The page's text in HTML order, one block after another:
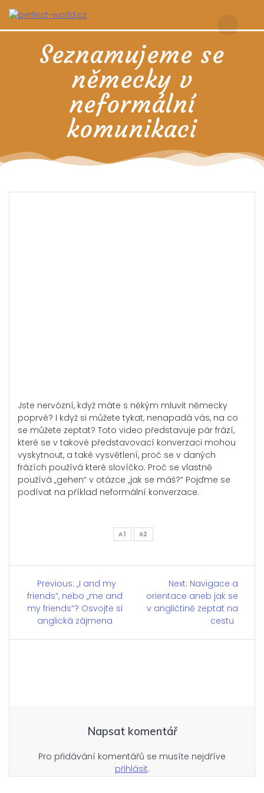
content
Seznamujeme se
německy v
neformální
komunikaci
Jste nervózní, když máte s někým mluvit německy
poprvé? I když si můžete tykat, nenapadá vás, na co
se můžete zeptat? Toto video představuje pár frází,
které se v takové představovací konverzaci mohou
vyskytnout, a také vysvětlení, proč se v daných
frázích používá které slovíčko. Proč se vlastně
používá „gehen“ v otázce „jak se máš?“ Pojďme se
podívat na příklad neformální konverzace.
A1 A2
Navigace
pro
příspěvek
Previous: Previous
post:
„I and my
friends“, nebo „me and
my friends“? Osvojte si
anglická zájmena
Next: Next
post:
Navigace a
orientace aneb jak se
v angličtině zeptat na
cestu
Napsat komentář
Pro přidávání komentářů se musíte nejdříve
přihlásit.